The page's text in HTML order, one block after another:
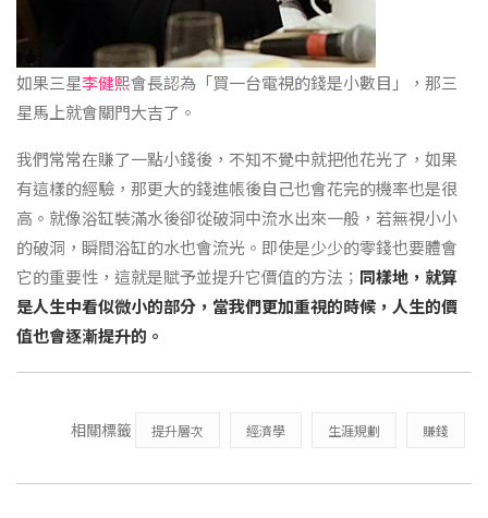
如果三星李健熙會長認為「買一台電視的錢是小數目」，那三
星馬上就會關門大吉了。
我們常常在賺了一點小錢後，不知不覺中就把他花光了，如果
有這樣的經驗，那更大的錢進帳後自己也會花完的機率也是很
高。就像浴缸裝滿水後卻從破洞中流水出來一般，若無視小小
的破洞，瞬間浴缸的水也會流光。即使是少少的零錢也要體會
它的重要性，這就是賦予並提升它價值的方法； 同樣地，就算
是人生中看似微小的部分，當我們更加重視的時候，人生的價
值也會逐漸提升的。
相關標籤 提升層次 經濟學 生涯規劃 賺錢